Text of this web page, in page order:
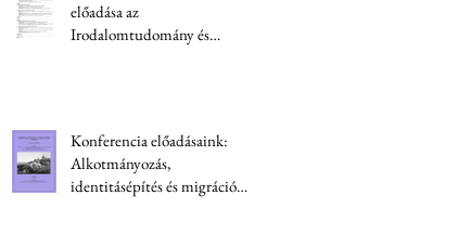
előadása az
Irodalomtudomány és
Konferencia előadásaink:
Alkotmányozás,
identitásépítés és migráció